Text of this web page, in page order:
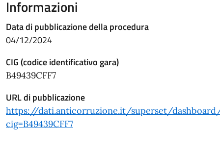
Informazioni
Data di pubblicazione della procedura
04/12/2024
CIG (codice identificativo gara)
B49439CFF7
URL di pubblicazione
https://dati.anticorruzione.it/superset/
cig=B49439CFF7